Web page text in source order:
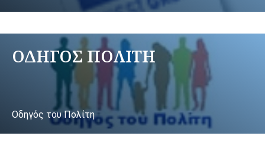
ΟΔΗΓΟΣ ΠΟΛΙΤΗ
Οδηγός του Πολίτη